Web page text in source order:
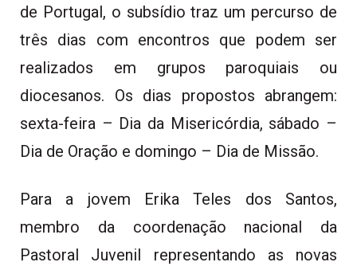
de Portugal, o subsídio traz um percurso de
três dias com encontros que podem ser
realizados em grupos paroquiais ou
diocesanos. Os dias propostos abrangem:
sexta-feira – Dia da Misericórdia, sábado –
Dia de Oração e domingo – Dia de Missão.
Para a jovem Erika Teles dos Santos,
membro da coordenação nacional da
Pastoral Juvenil representando as novas